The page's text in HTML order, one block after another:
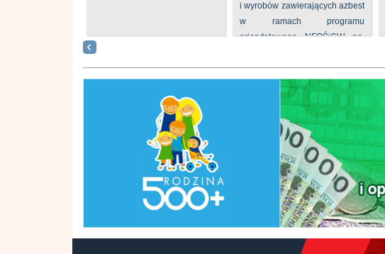
i wyrobów zawierających azbest
w ramach programu
priorytetowego NFOŚiGW pn.